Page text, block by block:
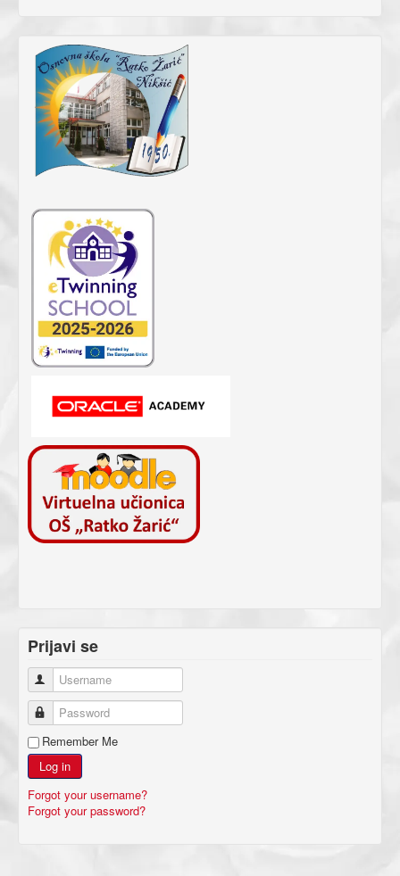
Prijavi se
Username
Password
Remember Me
Log in
Forgot your username?
Forgot your password?